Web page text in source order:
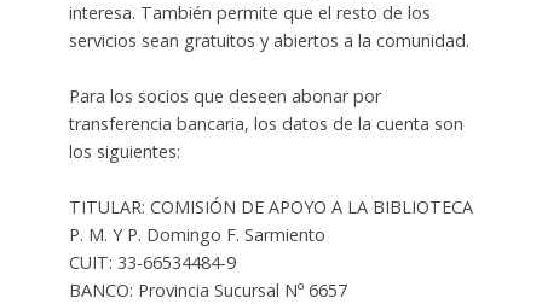
interesa. También permite que el resto de los
servicios sean gratuitos y abiertos a la comunidad.
Para los socios que deseen abonar por
transferencia bancaria, los datos de la cuenta son
los siguientes:
TITULAR: COMISIÓN DE APOYO A LA BIBLIOTECA
P. M. Y P. Domingo F. Sarmiento
CUIT: 33-66534484-9
BANCO: Provincia Sucursal Nº 6657